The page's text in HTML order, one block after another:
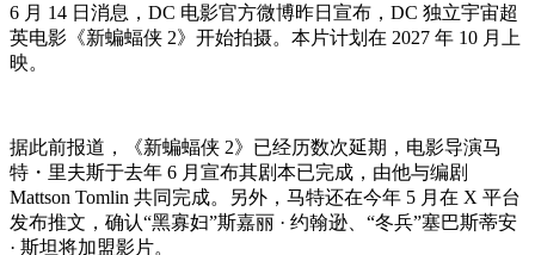
6 月 14 日消息，DC 电影官方微博昨日宣布，DC 独立宇宙超
英电影《新蝙蝠侠 2》开始拍摄。本片计划在 2027 年 10 月上
映。
据此前报道，《新蝙蝠侠 2》已经历数次延期，电影导演马
特・里夫斯于去年 6 月宣布其剧本已完成，由他与编剧
Mattson Tomlin 共同完成。另外，马特还在今年 5 月在 X 平台
发布推文，确认“黑寡妇”斯嘉丽 · 约翰逊、“冬兵”塞巴斯蒂安
· 斯坦将加盟影片。